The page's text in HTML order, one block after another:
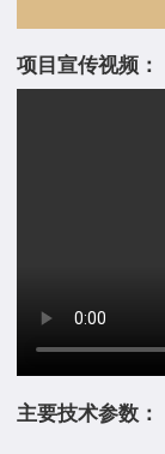
项目宣传视频：
主要技术参数：